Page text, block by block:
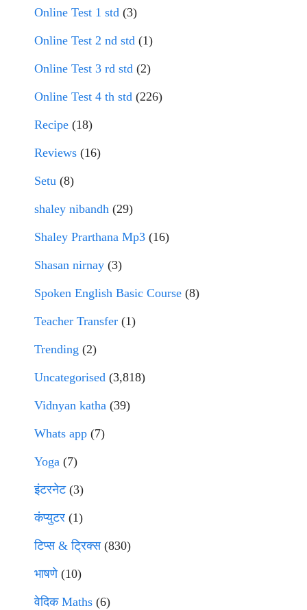
Online Test 1 std (3)
Online Test 2 nd std (1)
Online Test 3 rd std (2)
Online Test 4 th std (226)
Recipe (18)
Reviews (16)
Setu (8)
shaley nibandh (29)
Shaley Prarthana Mp3 (16)
Shasan nirnay (3)
Spoken English Basic Course (8)
Teacher Transfer (1)
Trending (2)
Uncategorised (3,818)
Vidnyan katha (39)
Whats app (7)
Yoga (7)
इंटरनेट(3)
कंप्युटर (1)
टिप्स & ट्रिक्स(830)
भाषणे(10)
वेदिक Maths (6)